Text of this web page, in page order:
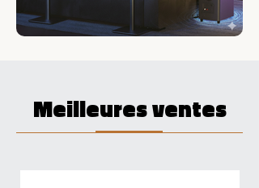
Meilleures ventes